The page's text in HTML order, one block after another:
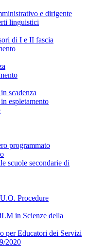
e dirigente
linguistici
di I e II fascia
scadenza
espletamento
programmato
scuole secondarie di
Procedure
in Scienze della
per Educatori dei Servizi
2020